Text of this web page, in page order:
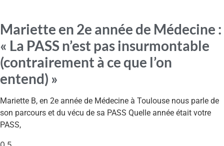
Mariette en 2e année de Médecine :
« La PASS n’est pas insurmontable
(contrairement à ce que l’on
entend) »
Mariette B, en 2e année de Médecine à Toulouse nous parle de
son parcours et du vécu de sa PASS Quelle année était votre
PASS,